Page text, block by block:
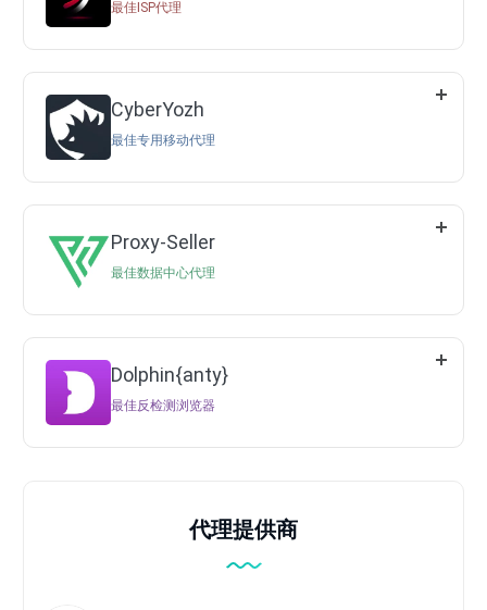
最佳ISP代理
CyberYozh
最佳专用移动代理
Proxy-Seller
最佳数据中心代理
Dolphin{anty}
最佳反检测浏览器
代理提供商